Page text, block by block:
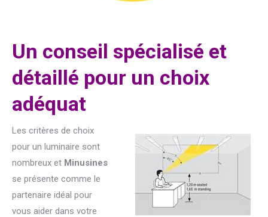
Un conseil spécialisé et
détaillé pour un choix
adéquat
Les critères de choix
pour un luminaire sont
nombreux et Minusines
se présente comme le
partenaire idéal pour
vous aider dans votre